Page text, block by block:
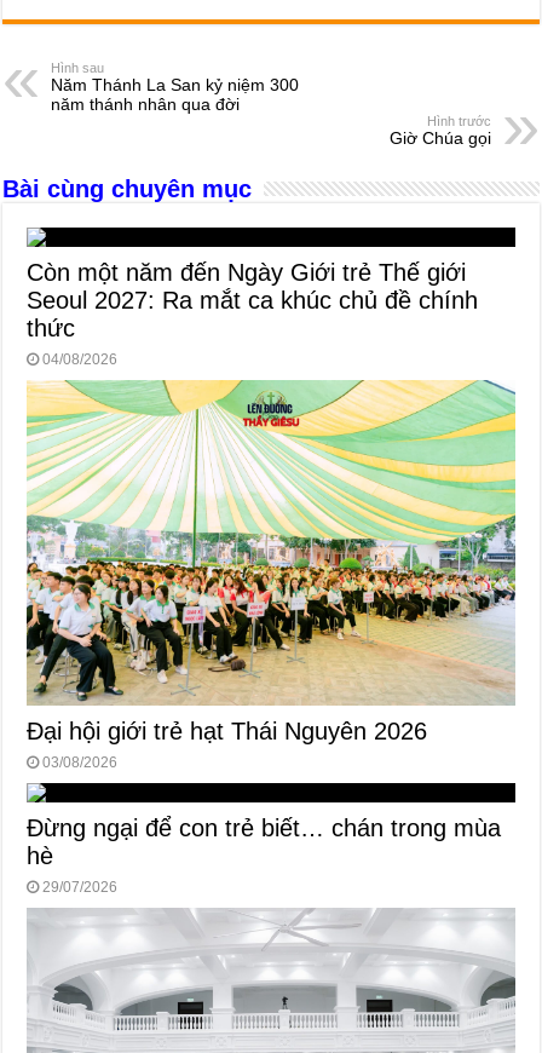
c
e
b
o
k
ss
n
er
at
A
p
e
d
er ail ar
Hình sau
Năm Thánh La San kỷ niệm 300
năm thánh nhân qua đời
Hình trước
Giờ Chúa gọi
Bài cùng chuyên mục
Còn một năm đến Ngày Giới trẻ Thế giới
Seoul 2027: Ra mắt ca khúc chủ đề chính
thức
04/08/2026
Đại hội giới trẻ hạt Thái Nguyên 2026
03/08/2026
Đừng ngại để con trẻ biết… chán trong mùa
hè
29/07/2026